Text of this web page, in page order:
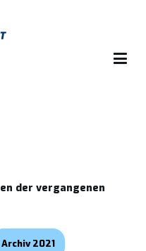
der vergangenen
Archiv 2021